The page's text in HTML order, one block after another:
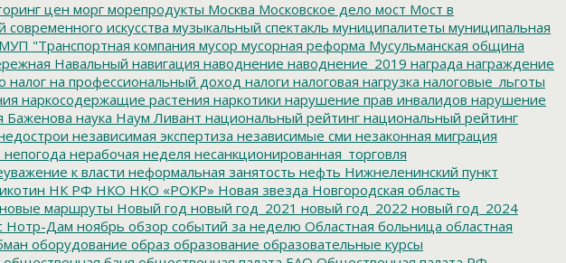
цен морг морепродукты Москва Московское дело мост Мост в
современного искусства музыкальный спектакль муниципалитеты муниципальная
МУП "Транспортная компания мусор мусорная реформа Мусульманская община
Навальный навигация наводнение наводнение_2019 награда награждение
налог на профессиональный доход налоги налоговая нагрузка налоговые_льготы
наркосодержащие растения наркотики нарушение прав инвалидов нарушение
Баженова наука Наум Ливант национальный рейтинг национальный рейтинг
независимая экспертиза независимые сми незаконная миграция
непогода нерабочая неделя несанкционированная_торговля
к власти неформальная занятость нефть Нижнеленинский пункт
НК РФ НКО НКО «РОКР» Новая звезда Новгородская область
новые маршруты Новый год новый год_2021 новый год_2022 новый год_2024
Нотр-Дам ноябрь обзор событий за неделю Областная больница областная
оборудование образ образование образовательные курсы